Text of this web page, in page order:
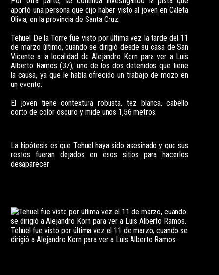
aportó una persona que dijo haber visto al joven en Caleta
Olivia, en la provincia de Santa Cruz.
Tehuel De la Torre fue visto por última vez la tarde del 11
de marzo último, cuando se dirigió desde su casa de San
Vicente a la localidad de Alejandro Korn para ver a Luis
Alberto Ramos (37), uno de los dos detenidos que tiene
la causa, ya que le había ofrecido un trabajo de mozo en
un evento.
El joven tiene contextura robusta, tez blanca, cabello
corto de color oscuro y mide unos 1,56 metros.
La hipótesis es que Tehuel haya sido asesinado y que sus
restos fueran dejados en esos sitios para hacerlos
desaparecer
Tehuel fue visto por última vez el 11 de marzo, cuando se
dirigió a Alejandro Korn para ver a Luis Alberto Ramos.